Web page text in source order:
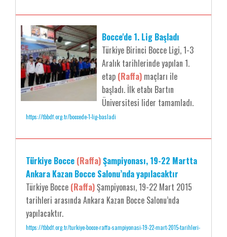
Bocce'de 1. Lig Başladı
Türkiye Birinci Bocce Ligi, 1-3
Aralık tarihlerinde yapılan 1.
etap (Raffa) maçları ile
başladı. İlk etabı Bartın
Üniversitesi lider tamamladı.
https://tbbdf.org.tr/boccede-1-lig-basladi
Türkiye Bocce (Raffa)Şampiyonası, 19-22 Martta
Ankara Kazan Bocce Salonu’nda yapılacaktır
Türkiye Bocce (Raffa)Şampiyonası, 19-22 Mart 2015
tarihleri arasında Ankara Kazan Bocce Salonu’nda
yapılacaktır.
https://tbbdf.org.tr/turkiye-bocce-raffa-sampiyonasi-19-22-mart-2015-tarihleri-